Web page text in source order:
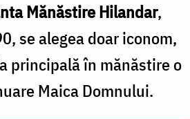
Mănăstire Hilandar,
se alegea doar iconom,
principală în mănăstire o
Maica Domnului.